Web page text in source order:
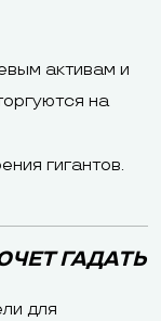
активам и
на
гигантов.
ГАДАТЬ
для